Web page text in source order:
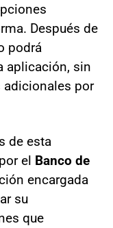
Después de
podrá
aplicación, sin
adicionales por
de esta
el Banco de
encargada
su
que